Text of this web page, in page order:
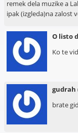
remek dela muzike a
ipak (izgleda)na zalost
O listo
Ko te
gudrah
brate